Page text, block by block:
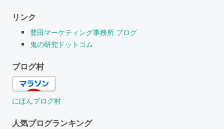
リンク
豊田マーケティング事務所 ブログ
鬼の研究ドットコム
ブログ村
にほんブログ村
人気ブログランキング